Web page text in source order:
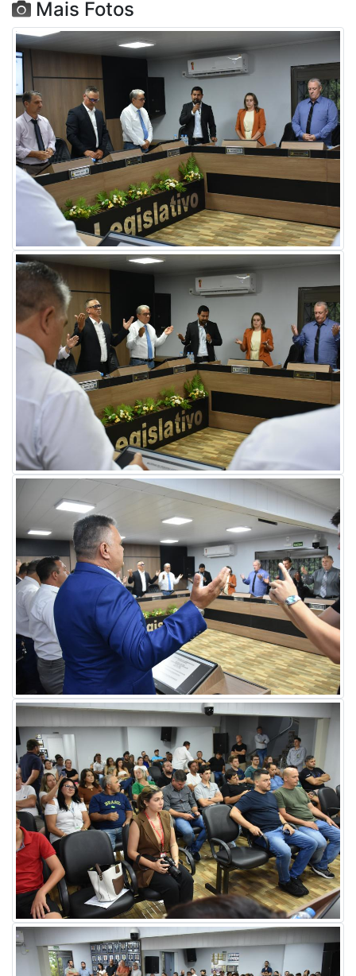
Mais Fotos